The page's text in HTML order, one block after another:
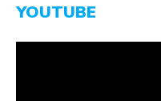
YOUTUBE